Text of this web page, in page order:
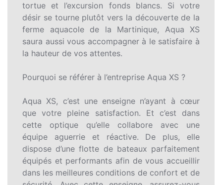
tortue et l’excursion fonds blancs. Si votre
désir se tourne plutôt vers la découverte de la
ferme aquacole de la Martinique, Aqua XS
saura aussi vous accompagner à le satisfaire à
la hauteur de vos attentes.
Pourquoi se référer à l’entreprise Aqua XS ?
Aqua XS, c’est une enseigne n’ayant à cœur
que votre pleine satisfaction. Et c’est dans
cette optique qu’elle collabore avec une
équipe aguerrie et réactive. De plus, elle
dispose d’une flotte de bateaux parfaitement
équipés et performants afin de vous accueillir
dans les meilleures conditions de confort et de